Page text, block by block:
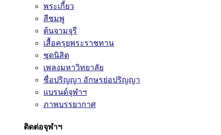
พระเกี้ยว
สีชมพู
ต้นจามจุรี
เสื้อครุยพระราชทาน
ชุดนิสิต
เพลงมหาวิทยาลัย
ชื่อปริญญา อักษรย่อปริญญา
แบรนด์จุฬาฯ
ภาพบรรยากาศ
ติดต่อจุฬาฯ